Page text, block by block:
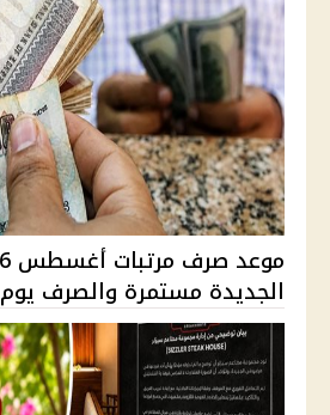
الجديدة مستمرة والصرف يوم 23 والح...